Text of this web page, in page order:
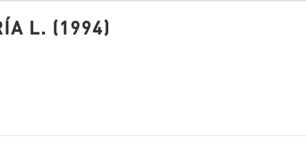
L. (1994)